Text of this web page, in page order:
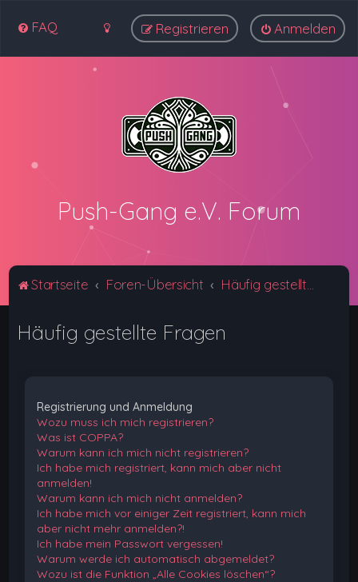
FAQ Anmelden
Registrieren
Push-Gang e.V. Forum
Startseite Foren-Übersicht
Häufig gestellte Fragen
Registrierung und Anmeldung
Wozu muss ich mich registrieren?
Was ist COPPA?
Warum kann ich mich nicht registrieren?
Ich habe mich registriert, kann mich aber nicht
anmelden!
Warum kann ich mich nicht anmelden?
Ich habe mich vor einiger Zeit registriert, kann mich
aber nicht mehr anmelden?!
Ich habe mein Passwort vergessen!
Warum werde ich automatisch abgemeldet?
Wozu ist die Funktion „Alle Cookies löschen“?